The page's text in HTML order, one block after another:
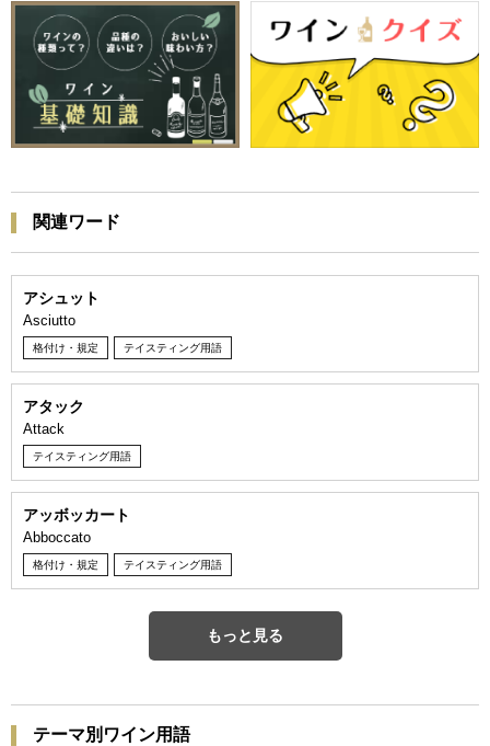
関連ワード
アシュット
Asciutto
格付け・規定 テイスティング用語
アタック
Attack
テイスティング用語
アッボッカート
Abboccato
格付け・規定 テイスティング用語
もっと見る
テーマ別ワイン用語